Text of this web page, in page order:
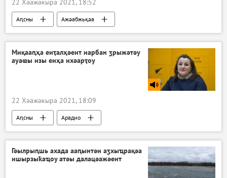
22 Хәажәкыра 2021, 18:52
Аԥсны Ажәабжьқәа
Миқааԥҳа еиҭалҳәеит иарбан ӡрыжәтәу
ауаҩы изы еиҳа ихәарҭоу
22 Хәажәкыра 2021, 18:09
Аԥсны Арадио
Гәылрыԥшь ахада ааԥынтәи аӡхыҵрақәа
ишырзыҟаҵоу атәы далацәажәеит